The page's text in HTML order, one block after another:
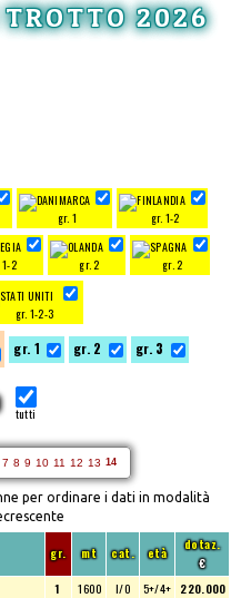
2026
gr. 1 gr. 1-2
1-2 gr. 2 gr. 2
gr. 1-2-3
gr. 1 gr. 2 gr. 3
tutti
7 8 9 10 11 12 13 14
per ordinare i dati in modalità
gr. mt cat. età
dotaz.
€
1 1600 I/O 5+/4+ 220.000